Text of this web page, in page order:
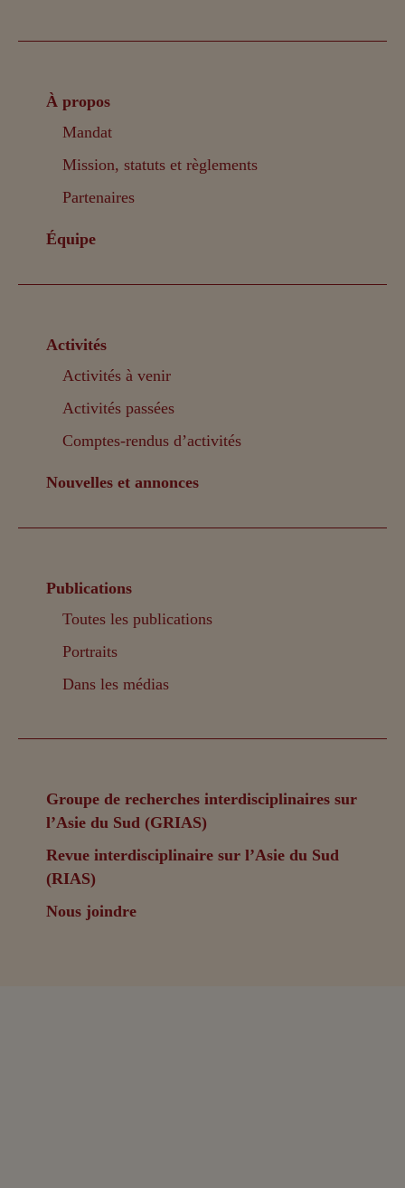
À propos
Mandat
Mission, statuts et règlements
Partenaires
Équipe
Activités
Activités à venir
Activités passées
Comptes-rendus d’activités
Nouvelles et annonces
Publications
Toutes les publications
Portraits
Dans les médias
Groupe de recherches interdisciplinaires sur
l’Asie du Sud (GRIAS)
Revue interdisciplinaire sur l’Asie du Sud
(RIAS)
Nous joindre